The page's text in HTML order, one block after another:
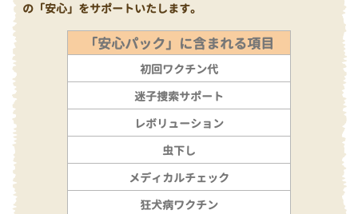
の「安心」をサポートいたします。
「安心パック」に含まれる項目
初回ワクチン代
迷子捜索サポート
レボリューション
虫下し
メディカルチェック
狂犬病ワクチン